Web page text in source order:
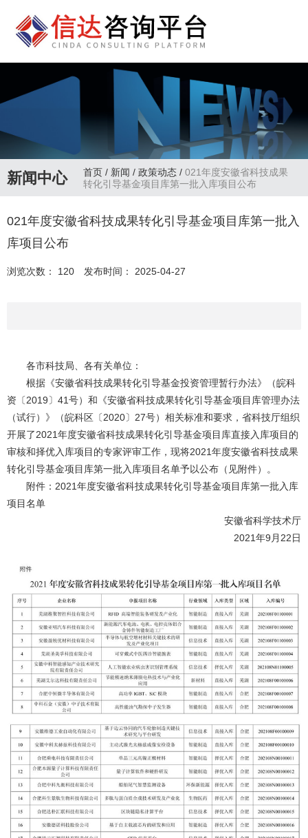
新闻中心 首页/ 新闻 /政策动态 /021年度安徽省科技成果
转化引导基金项目库第一批入库项目公布
021年度安徽省科技成果转化引导基金项目库第一批入
库项目公布
浏览次数： 120 发布时间： 2025-04-27
各市科技局、各有关单位：
根据《安徽省科技成果转化引导基金投资管理暂行办法》（皖科
资〔2019〕41号）和《安徽省科技成果转化引导基金项目库管理办法
（试行）》（皖科区〔2020〕27号）相关标准和要求，省科技厅组织
开展了2021年度安徽省科技成果转化引导基金项目库直接入库项目的
审核和择优入库项目的专家评审工作，现将2021年度安徽省科技成果
转化引导基金项目库第一批入库项目名单予以公布（见附件）。
附件：2021年度安徽省科技成果转化引导基金项目库第一批入库
项目名单
安徽省科学技术厅
2021年9月22日